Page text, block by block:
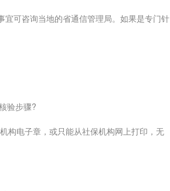
可咨询当地的省通信管理局。如果是专门针
验步骤?
电子章，或只能从社保机构网上打印，无